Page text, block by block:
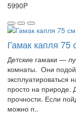
5990P
Гамак капля 75
Детские гамаки —
комнаты. Они
эксплуатироваться
просто на природе.
прочности. Если
можно п..